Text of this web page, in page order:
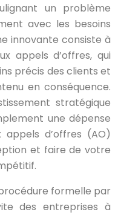
un problème
avec les besoins
innovante consiste à
appels d’offres, qui
précis des clients et
en conséquence.
stratégique
une dépense
d’offres (AO)
et faire de votre
formelle par
des entreprises à